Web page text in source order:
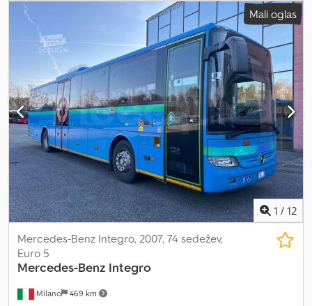
osi, emisijski razred: , zavore:retarder , velikost pnevmatike:
295/80 R22.5
ABS, klimatska naprava, nadzor
oprijema, parkirni grelec, Potovalni avtobus – Scania Atomic
Djdpfxeztl Dxs Aprekr Tehnični podatki: - Datum prve registracije:
2008 - Prevoženi kilometri: 747.521 - Število sedežev: 61 - Emisijski
razred: Euro 5 - Gorivo: dizel - Menjalnik: avtomatski - Moč: 309 kW
(420 CV/KM) - Dolžina: 13,00 m - Osnova: 2 - Motor: Scania Oprema:
- Klima - Hladilnik - ABS - ASR - Zavora-retarder - Nastavljivi sedeži
- Varnostni pasovi - Zavese - Monitorji - Predvajalnik CD-jev -
Dodatno ogrevanje - Ležišče za voznika - Vtičnica 220 V - Dvojno
zasteklitev Prodaja Fleequid, evropska spletna platforma za
rabljene avtobuse.
Mali oglas
1 / 12
Milano 469 km
Mercedes-Benz Integro, 2007, 74 sedežev,
Euro 5
Mercedes-Benz Integro